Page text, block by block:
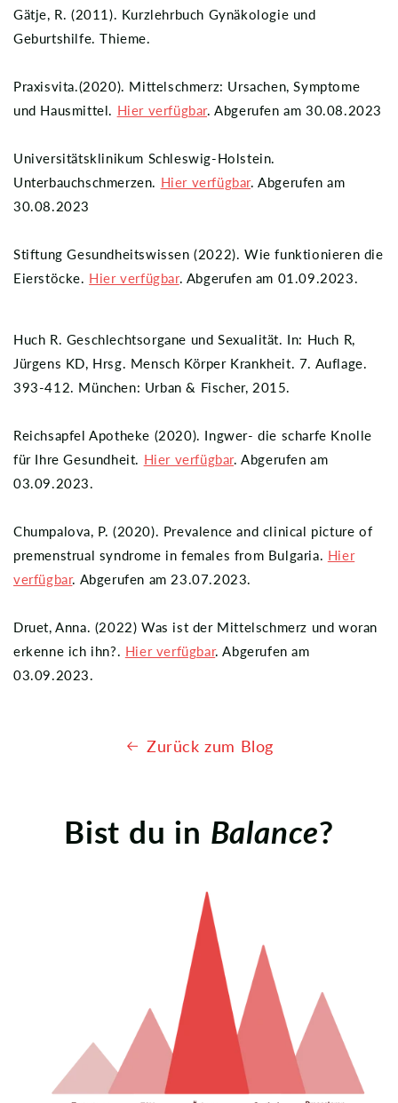
Gätje, R. (2011). Kurzlehrbuch Gynäkologie und
Geburtshilfe. Thieme.
Praxisvita.(2020). Mittelschmerz: Ursachen, Symptome
und Hausmittel. Hier verfügbar. Abgerufen am 30.08.2023
Universitätsklinikum Schleswig-Holstein.
Unterbauchschmerzen. Hier verfügbar. Abgerufen am
30.08.2023
Stiftung Gesundheitswissen (2022). Wie funktionieren die
Eierstöcke. Hier verfügbar. Abgerufen am 01.09.2023.
Huch R. Geschlechtsorgane und Sexualität. In: Huch R,
Jürgens KD, Hrsg. Mensch Körper Krankheit. 7. Auflage.
393-412. München: Urban & Fischer, 2015.
Reichsapfel Apotheke (2020). Ingwer- die scharfe Knolle
für Ihre Gesundheit. Hier verfügbar. Abgerufen am
03.09.2023.
Chumpalova, P. (2020). Prevalence and clinical picture of
premenstrual syndrome in females from Bulgaria. Hier
verfügbar. Abgerufen am 23.07.2023.
Druet, Anna. (2022) Was ist der Mittelschmerz und woran
erkenne ich ihn?. Hier verfügbar. Abgerufen am
03.09.2023.
Zurück zum Blog
Bist du in Balance?